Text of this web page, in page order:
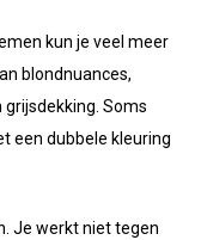
kun je veel meer
blondnuances,
Soms
een dubbele kleuring
Je werkt niet tegen